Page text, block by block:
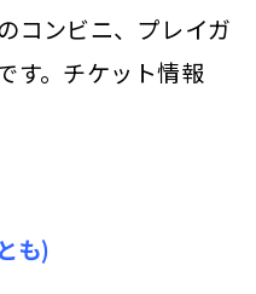
コンビニ、プレイガ
す。チケット情報
も)